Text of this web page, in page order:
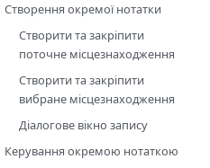
Створення окремої нотатки
Створити та закріпити
поточне місцезнаходження
Створити та закріпити
вибране місцезнаходження
Діалогове вікно запису
Керування окремою нотаткою